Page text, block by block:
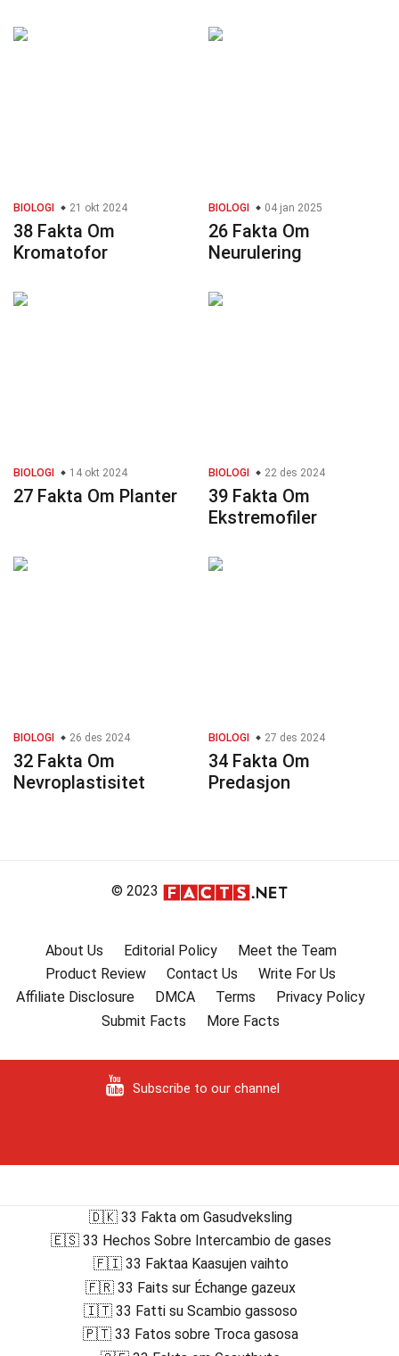
BIOLOGI 21 okt 2024
38 Fakta Om
Kromatofor
BIOLOGI 04 jan 2025
26 Fakta Om
Neurulering
BIOLOGI 14 okt 2024
27 Fakta Om Planter
BIOLOGI 22 des 2024
39 Fakta Om
Ekstremofiler
BIOLOGI 26 des 2024
32 Fakta Om
Nevroplastisitet
BIOLOGI 27 des 2024
34 Fakta Om
Predasjon
© 2023
About Us Editorial Policy
Meet the Team
Product Review
Contact Us
Write For Us
Affiliate Disclosure
DMCA Terms
Privacy Policy
Submit Facts
More Facts
Subscribe to our channel
🇩🇰 33 Fakta om Gasudveksling
🇪🇸 33 Hechos Sobre Intercambio de gases
🇫🇮 33 Faktaa Kaasujen vaihto
🇫🇷 33 Faits sur Échange gazeux
🇮🇹 33 Fatti su Scambio gassoso
🇵🇹 33 Fatos sobre Troca gasosa